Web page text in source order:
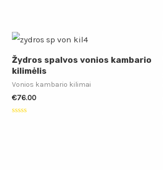
Žydros spalvos vonios kambario
kilimėlis
Vonios kambario kilimai
€76.00